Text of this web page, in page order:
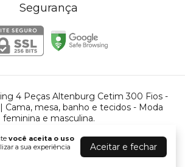
você aceita o uso
a sua experiência
Aceitar e fechar
Segurança
4 Peças Altenburg Cetim 300 Fios -
Cama, mesa, banho e tecidos - Moda
feminina e masculina.